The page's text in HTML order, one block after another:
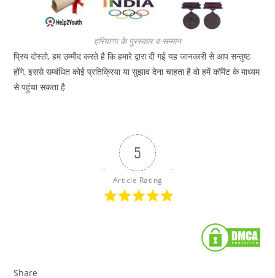
हरियाणा के पुरस्कार व सम्मान
प्रिय दोस्तो, हम उम्मीद करते है कि हमारे द्वारा दी गई यह जानकारी से आप सन्तुष्ट
होंगे, इससे सम्बंधित कोई प्रतिक्रिया या सुझाव देना चाहता है वो हमें कॉमेंट के माध्यम
से पहुंचा सकता है
5
Article Rating
Share